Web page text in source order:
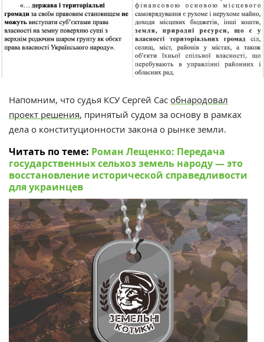
Напомним, что судья КСУ Сергей Сас обнародовал
проект решения, принятый судом за основу в рамках
дела о конституционности закона о рынке земли.
Читать по теме: Роман Лещенко: Передача
государственных сельхоз земель народу — это
восстановление исторической справедливости
для украинцев